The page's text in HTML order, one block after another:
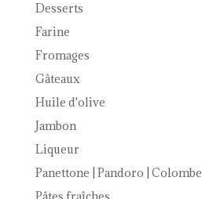
Desserts
Farine
Fromages
Gâteaux
Huile d'olive
Jambon
Liqueur
Panettone | Pandoro | Colombe